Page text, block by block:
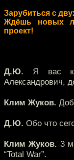
Зарубиться с
Ждёшь новых
проект!
Д.Ю. Я вас
Александрович,
Клим Жуков.
Д.Ю. Обо что
Клим Жуков. 3
“Total War”.